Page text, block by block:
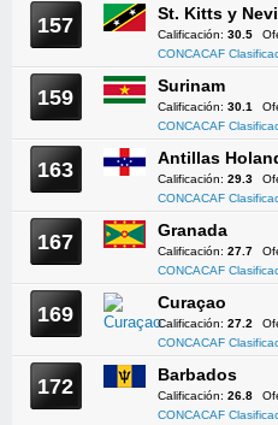
157 St. Kitts y
Calificación: 30.5
CONCACAF
159 Surinam
Calificación: 30.1
CONCACAF
163 Antillas
Calificación: 29.3
CONCACAF
167 Granada
Calificación: 27.7
CONCACAF
169 Curaçao
Calificación: 27.2
CONCACAF
172 Barbados
Calificación: 26.8
CONCACAF